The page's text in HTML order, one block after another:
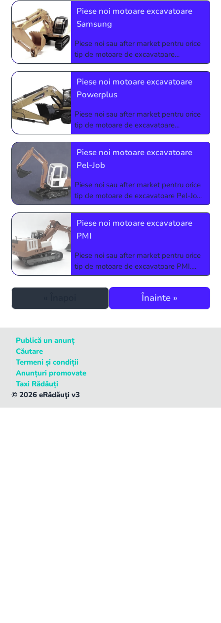
Piese noi motoare excavatoare
Samsung
Piese noi sau after market pentru orice
tip de motoare de excavatoare
Samsung. Relatii si comenzi la
Piese noi motoare excavatoare
Powerplus
Piese noi sau after market pentru orice
tip de motoare de excavatoare
Powerplus. Relatii si comenzi la
Piese noi motoare excavatoare
Pel-Job
Piese noi sau after market pentru orice
tip de motoare de excavatoare Pel-Job.
Relatii si comenzi la 0773927510 sau
Piese noi motoare excavatoare
PMI
Piese noi sau after market pentru orice
tip de motoare de excavatoare PMI.
Relatii si comenzi la 0773927510 sau
0724123213
Înainte»
Publică un anunț
Căutare
Termeni și condiții
Anunțuri promovate
Taxi Rădăuți
© 2026 eRădăuţi v3